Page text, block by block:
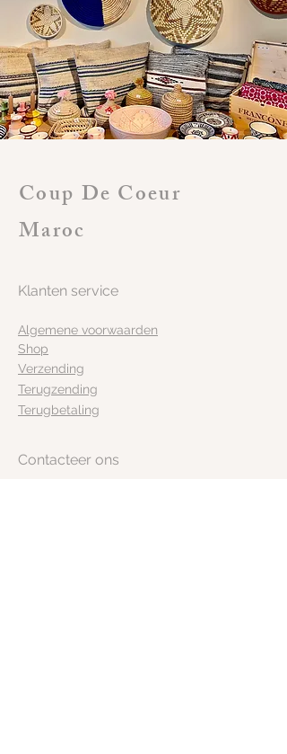
Coup De Coeur
Maroc
Klanten service
Algemene voorwaarden
Shop
Verzending
Terugzending
Terugbetaling
Contacteer ons